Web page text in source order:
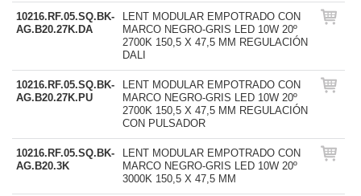
10216.RF.05.SQ.BK-
AG.B20.27K.DA
LENT MODULAR EMPOTRADO CON
MARCO NEGRO-GRIS LED 10W 20º
2700K 150,5 X 47,5 MM REGULACIÓN
DALI
10216.RF.05.SQ.BK-
AG.B20.27K.PU
LENT MODULAR EMPOTRADO CON
MARCO NEGRO-GRIS LED 10W 20º
2700K 150,5 X 47,5 MM REGULACIÓN
CON PULSADOR
10216.RF.05.SQ.BK-
AG.B20.3K
LENT MODULAR EMPOTRADO CON
MARCO NEGRO-GRIS LED 10W 20º
3000K 150,5 X 47,5 MM